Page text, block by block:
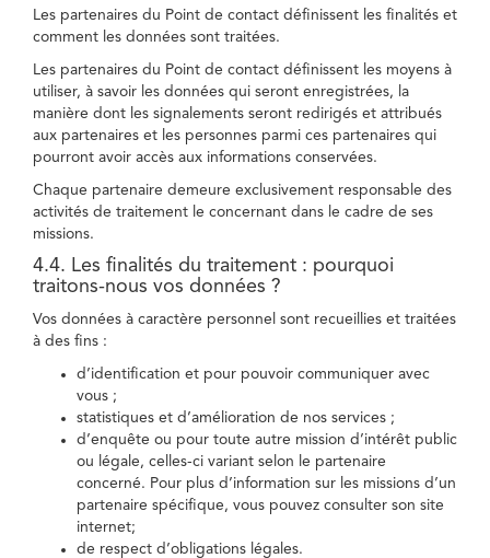
Les partenaires du Point de contact définissent les finalités et
comment les données sont traitées.
Les partenaires du Point de contact définissent les moyens à
utiliser, à savoir les données qui seront enregistrées, la
manière dont les signalements seront redirigés et attribués
aux partenaires et les personnes parmi ces partenaires qui
pourront avoir accès aux informations conservées.
Chaque partenaire demeure exclusivement responsable des
activités de traitement le concernant dans le cadre de ses
missions.
4.4. Les finalités du traitement : pourquoi
traitons-nous vos données ?
Vos données à caractère personnel sont recueillies et traitées
à des fins :
d’identification et pour pouvoir communiquer avec
vous ;
statistiques et d’amélioration de nos services ;
d’enquête ou pour toute autre mission d’intérêt public
ou légale, celles-ci variant selon le partenaire
concerné. Pour plus d’information sur les missions d’un
partenaire spécifique, vous pouvez consulter son site
internet;
de respect d’obligations légales.